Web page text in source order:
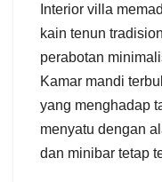
Interior villa
kain tenun
perabotan
Kamar mandi
yang menghadap
menyatu dengan
dan minibar tetap